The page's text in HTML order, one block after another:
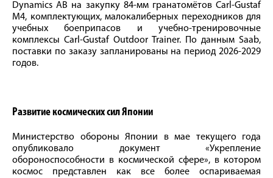
Dynamics AB на закупку 84-мм гранатомётов Carl-Gustaf
M4, комплектующих, малокалиберных переходников для
учебных боеприпасов и учебно-тренировочные
комплексы Carl-Gustaf Outdoor Trainer. По данным Saab,
поставки по заказу запланированы на период 2026-2029
годов.
Развитие космических сил Японии
Министерство обороны Японии в мае текущего года
опубликовало документ «Укрепление
обороноспособности в космической сфере», в котором
космос представлен как все более оспариваемая